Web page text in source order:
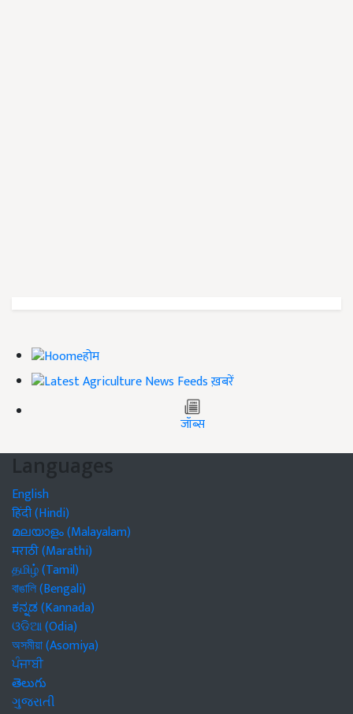
होम
ख़बरें
जॉब्स
Languages
English
हिंदी (Hindi)
മലയാളം (Malayalam)
मराठी (Marathi)
தமிழ் (Tamil)
বাঙালি (Bengali)
ಕನ್ನಡ (Kannada)
ଓଡିଆ (Odia)
অসমীয়া (Asomiya)
ਪੰਜਾਬੀ
తెలుగు
ગુજરાતી